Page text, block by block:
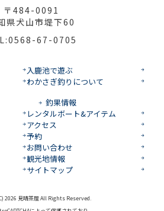
〒484-0091
県犬山市堤下60
67-0705
入鹿池で遊ぶ
わかさぎ釣りについて
釣果情報
レンタルボート&アイテム
アクセス
予約
お問い合わせ
観光地情報
サイトマップ
2026 見晴茶屋 All Rights Reserved.